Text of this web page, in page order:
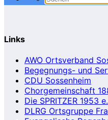
Links
AWO Ortsverband
Begegnungs- und
CDU Sossenheim
Chorgemeinschaft
Die SPRITZER 1953
DLRG Ortsgruppe